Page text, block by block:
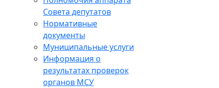
Совета депутатов
Нормативные
документы
Муниципальные услуги
Информация о
результатах проверок
органов МСУ